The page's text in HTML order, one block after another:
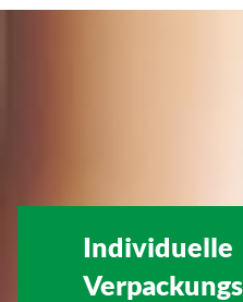
Individuelle